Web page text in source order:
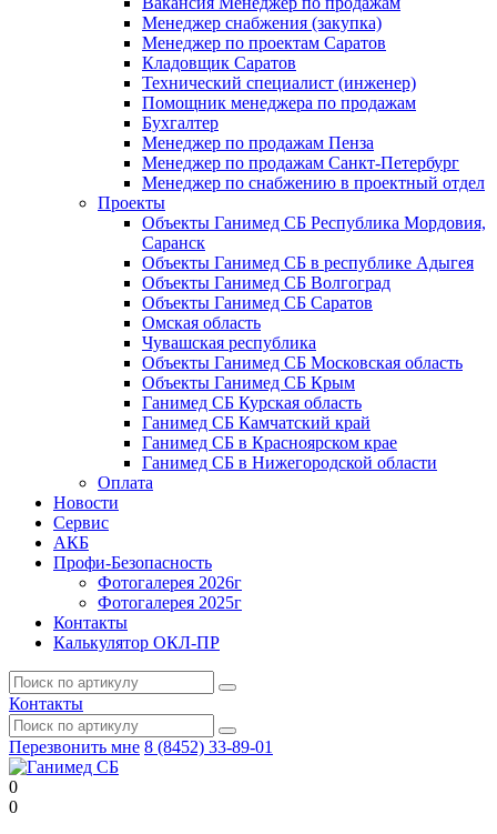
Менеджер снабжения (закупка)
Менеджер по проектам Саратов
Кладовщик Саратов
Технический специалист (инженер)
Помощник менеджера по продажам
Бухгалтер
Менеджер по продажам Пенза
Менеджер по продажам Санкт-Петербург
Менеджер по снабжению в проектный отдел
Проекты
Объекты Ганимед СБ Республика Мордовия,
Саранск
Объекты Ганимед СБ в республике Адыгея
Объекты Ганимед СБ Волгоград
Объекты Ганимед СБ Саратов
Омская область
Чувашская республика
Объекты Ганимед СБ Московская область
Объекты Ганимед СБ Крым
Ганимед СБ Курская область
Ганимед СБ Камчатский край
Ганимед СБ в Красноярском крае
Ганимед СБ в Нижегородской области
Оплата
Новости
Сервис
АКБ
Профи-Безопасность
Фотогалерея 2026г
Фотогалерея 2025г
Контакты
Калькулятор ОКЛ-ПР
Контакты
Перезвонить мне 8 (8452) 33-89-01
0
0